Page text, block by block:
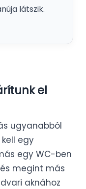
látszik.
el
ugyanabból
kell egy
egy WC-ben
megint más
aknához